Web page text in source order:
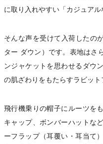
に取り入れやすい「カジュアル
そんな声を受けて入荷したの
ター ダウン）です。表地はさ
ンジャケットを思わせるダウ
の肌ざわりをもたらすラビット
飛行機乗りの帽子にルーツを
キャップ、ボンバーハットな
ーフラップ（耳覆い・耳当て